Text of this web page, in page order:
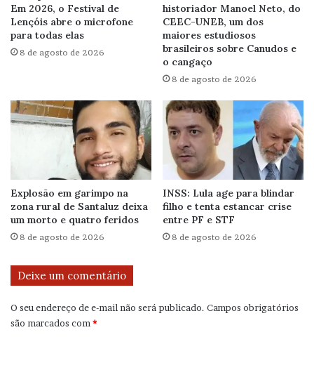
Em 2026, o Festival de
Lençóis abre o microfone
para todas elas
8 de agosto de 2026
historiador Manoel Neto, do
CEEC-UNEB, um dos
maiores estudiosos
brasileiros sobre Canudos e
o cangaço
8 de agosto de 2026
Explosão em garimpo na
zona rural de Santaluz deixa
um morto e quatro feridos
8 de agosto de 2026
INSS: Lula age para blindar
filho e tenta estancar crise
entre PF e STF
8 de agosto de 2026
Deixe um comentário
O seu endereço de e-mail não será publicado. Campos obrigatórios
são marcados com *